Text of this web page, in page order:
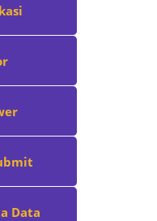
Data